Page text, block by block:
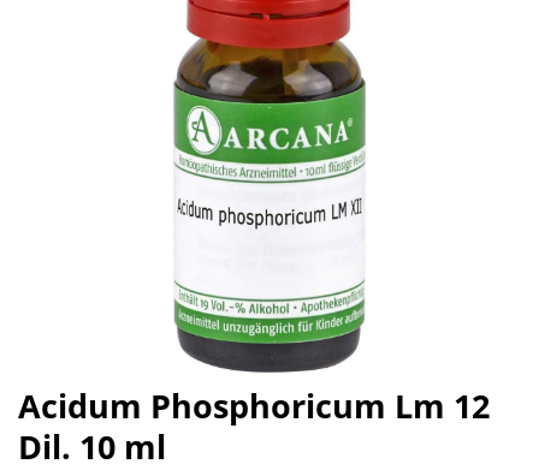
Acidum Phosphoricum Lm 12
Dil. 10 ml